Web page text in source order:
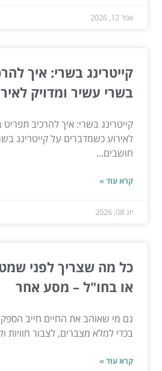
אפר 12, 2026
קייטרינג בשרי: איך
בשרי עשיר ומדויק
קייטרינג בשרי: איך להרכיב תפריט
לאירוע כשמדברים על קייטרינג
חושבים...
קרא עוד »
יונ 08, 2026
כל מה שצריך לפני
או בחו"ל – מסע אחר
גם מי שאוהב את החיים חייב
בכדי למלא מצברים, לצבור חוויות
קרא עוד »